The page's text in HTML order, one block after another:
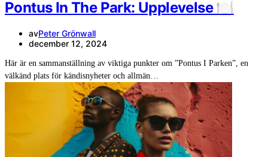
Pontus In The Park: Upplevelse 🍽️
avPeter Grönwall
december 12, 2024
Här är en sammanställning av viktiga punkter om ”Pontus I Parken”, en
välkänd plats för kändisnyheter och allmän…